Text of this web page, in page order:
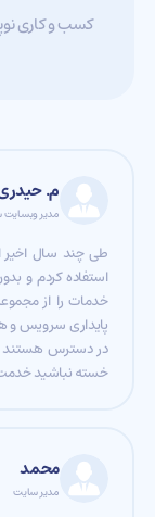
کسب و کاری
م.
مدیر وبسایت
طی چند سال اخیر
استفاده کردم و
خدمات را از
پایداری سرویس و
در دسترس هستند
خسته نباشید
محمد
مدیر سایت